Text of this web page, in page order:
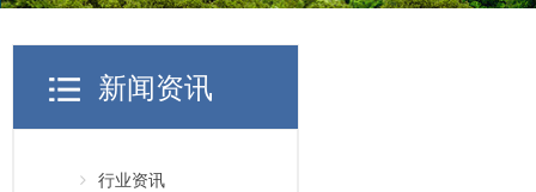
新闻资讯
行业资讯